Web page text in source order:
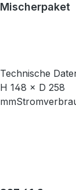
Mischerpaket
Technische
H 148 × D 258
zulässig.